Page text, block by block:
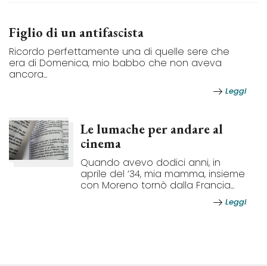
Figlio di un antifascista
Ricordo perfettamente una di quelle sere che
era di Domenica, mio babbo che non aveva
ancora...
Leggi
Le lumache per andare al
cinema
Quando avevo dodici anni, in
aprile del ’34, mia mamma, insieme
con Moreno tornò dalla Francia...
Leggi